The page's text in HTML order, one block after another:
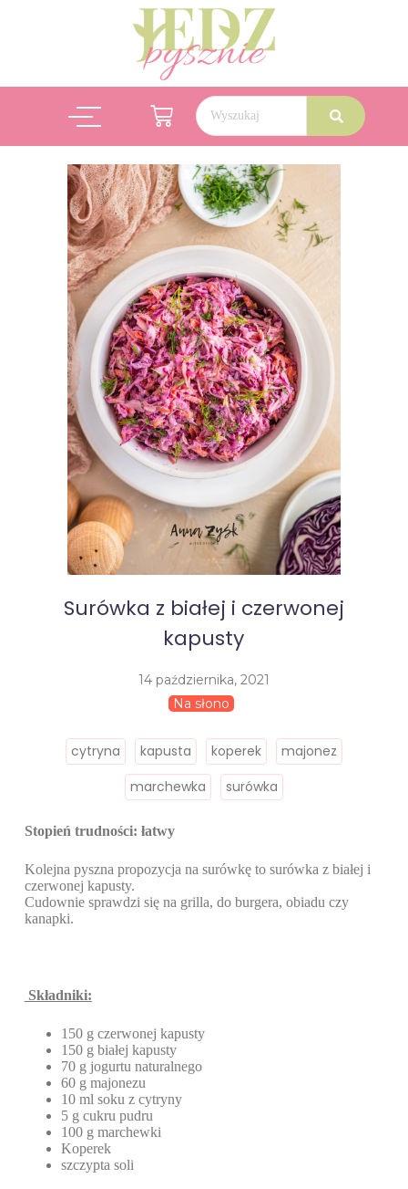
Surówka z białej i czerwonej
kapusty
14 października, 2021
Na słono
cytryna kapusta koperek
majonez
marchewka
surówka
Stopień trudności: łatwy
Kolejna pyszna propozycja na surówkę to surówka z białej i
czerwonej kapusty.
Cudownie sprawdzi się na grilla, do burgera, obiadu czy
kanapki.
Składniki:
150 g czerwonej kapusty
150 g białej kapusty
70 g jogurtu naturalnego
60 g majonezu
10 ml soku z cytryny
5 g cukru pudru
100 g marchewki
Koperek
szczypta soli